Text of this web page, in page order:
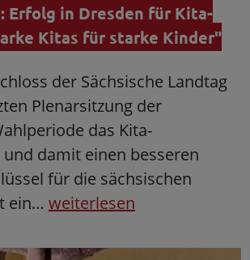
Erfolg in Dresden für Kita-
Kitas für starke Kinder"
der Sächsische Landtag
Plenarsitzung der
das Kita-
damit einen besseren
für die sächsischen
ein… weiterlesen